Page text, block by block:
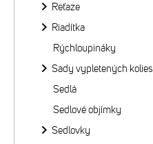
Reťaze
Riadítka
Rýchloupináky
Sady vypletených kolies
Sedlá
Sedlové objímky
Sedlovky